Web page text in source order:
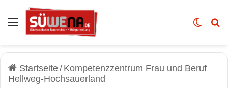
Auswahl Skin
Startseite/ Kompetenzzentrum Frau und Beruf
Hellweg-Hochsauerland